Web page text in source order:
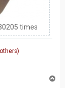
times